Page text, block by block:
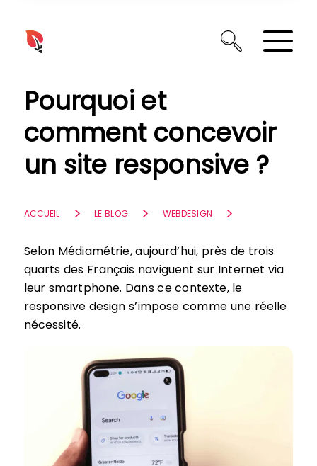
Pourquoi et
comment concevoir
un site responsive ?
ACCUEIL LE BLOG WEBDESIGN
Selon Médiamétrie, aujourd’hui, près de trois
quarts des Français naviguent sur Internet via
leur smartphone. Dans ce contexte, le
responsive design s’impose comme une réelle
nécessité.